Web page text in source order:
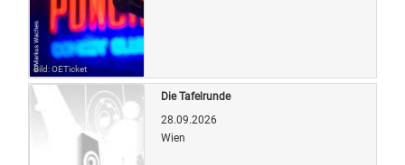
Bild: OETicket
Die Tafelrunde
28.09.2026
Wien